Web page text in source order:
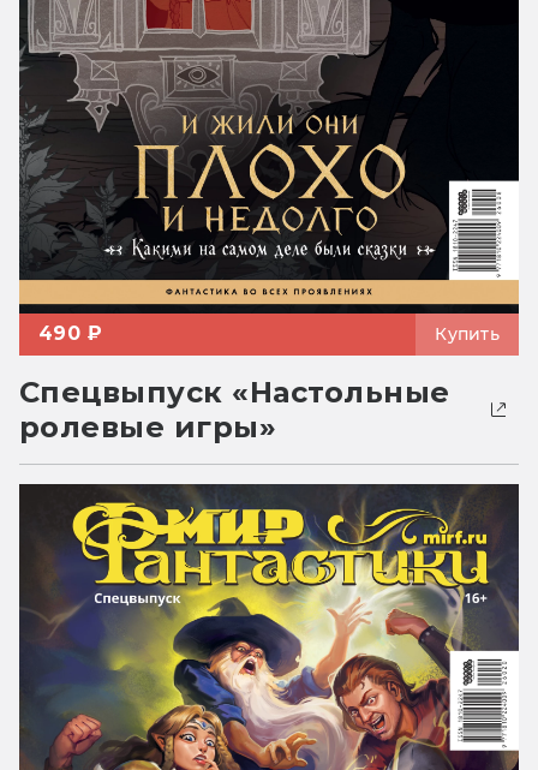
490 ₽ Купить
Спецвыпуск «Настольные
ролевые игры»